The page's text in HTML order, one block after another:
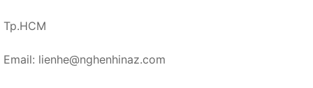
Tp.HCM
Email: lienhe@nghenhinaz.com